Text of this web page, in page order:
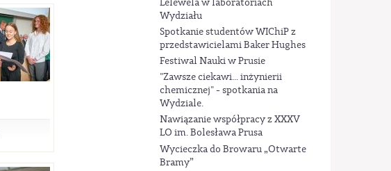
Lelewela w laboratoriach
Wydziału
Spotkanie studentów WIChiP z
przedstawicielami Baker Hughes
Festiwal Nauki w Prusie
"Zawsze ciekawi... inżynierii
chemicznej" - spotkania na
Wydziale.
Nawiązanie współpracy z XXXV
LO im. Bolesława Prusa
Wycieczka do Browaru „Otwarte
Bramy”